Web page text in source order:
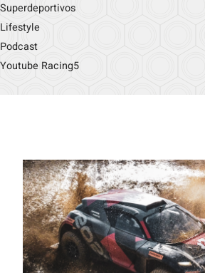
Superdeportivos
Lifestyle
Podcast
Youtube Racing5